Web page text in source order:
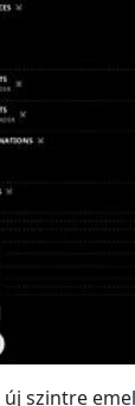
új szintre